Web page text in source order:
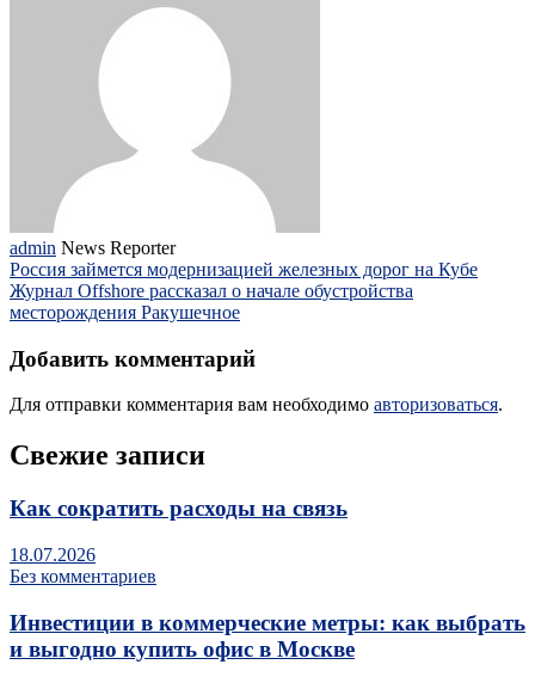
admin News Reporter
Россия займется модернизацией железных дорог на Кубе
Журнал Offshore рассказал о начале обустройства
месторождения Ракушечное
Добавить комментарий
Для отправки комментария вам необходимо авторизоваться.
Свежие записи
Как сократить расходы на связь
18.07.2026
Без комментариев
Инвестиции в коммерческие метры: как выбрать
и выгодно купить офис в Москве